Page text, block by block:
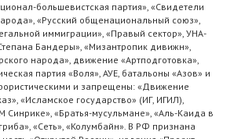
большевистская партия», «Свидетели
«Русский общенациональный союз»,
иммиграции», «Правый сектор», УНА-
Бандеры», «Мизантропик дивижн»,
народа», движение «Артподготовка»,
партия «Воля», АУЕ, батальоны «Азов» и
и запрещены: «Движение
«Исламское государство» (ИГ, ИГИЛ),
«Братья-мусульмане», «Аль-Каида в
«Сеть», «Колумбайн». В РФ признана